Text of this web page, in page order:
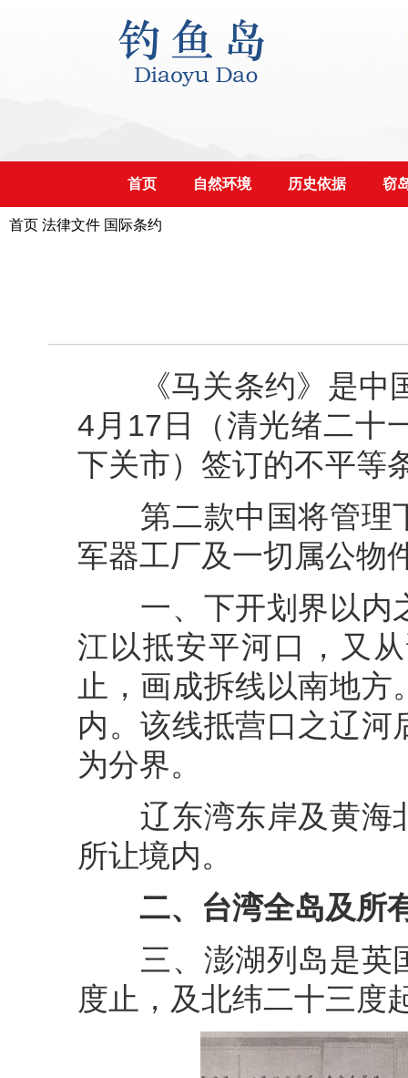
首页 自然环境 历史依据 窃
首页 法律文件 国际条约
《马关条约》是中国
4月17日（清光绪二十
下关市）签订的不平等
第二款中国将管理
军器工厂及一切属公物
一、下开划界以内
江以抵安平河口，又
止，画成拆线以南地
内。该线抵营口之辽
为分界。
辽东湾东岸及黄海
所让境内。
二、台湾全岛及所
三、澎湖列岛是英
度止，及北纬二十三度